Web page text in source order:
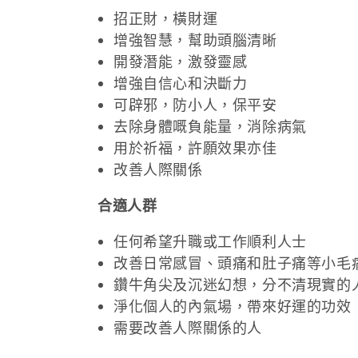
: 招正財，橫財運
增強智慧，幫助頭腦清晰
開發潛能，激發靈感
增強自信心和決斷力
可辟邪，防小人，保平安
去除身體嘅負能量，消除病氣
用於祈福，許願效果亦佳
改善人際關係
合適人群
任何希望升職或工作順利人士
改善日常感冒、頭痛和肚子痛等小毛
鑽牛角尖及沉迷幻想，分不清現實的
淨化個人的內氣場，帶來好運的功效
需要改善人際關係的人